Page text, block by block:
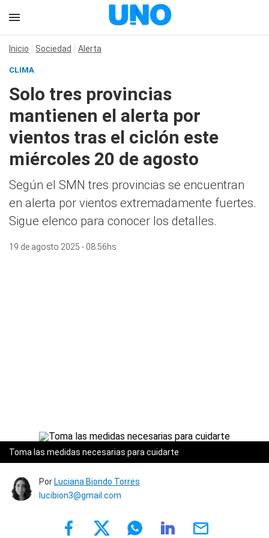
Inicio Sociedad Alerta
CLIMA
Solo tres provincias
mantienen el alerta por
vientos tras el ciclón este
miércoles 20 de agosto
Según el SMN tres provincias se encuentran
en alerta por vientos extremadamente fuertes.
Sigue elenco para conocer los detalles.
19 de agosto 2025 - 08:56hs
Toma las medidas necesarias para cuidarte
Por Luciana Biondo Torres
lucibion3@gmail.com